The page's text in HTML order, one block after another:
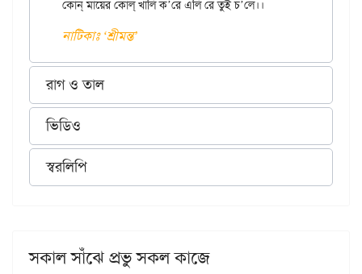
নাটিকাঃ ‘শ্রীমন্ত’
রাগ ও তাল
ভিডিও
স্বরলিপি
সকাল সাঁঝে প্রভু সকল কাজে